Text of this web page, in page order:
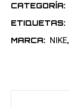
CATEGORÍA:
ETIQUETAS:
MARCA: NIKE,